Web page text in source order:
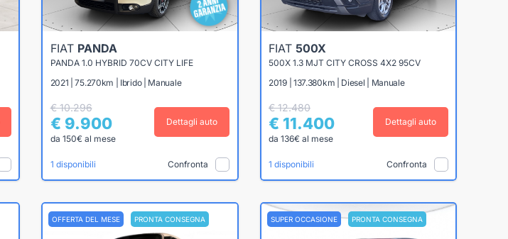
FIAT PANDA
PANDA 1.0 HYBRID 70CV CITY LIFE
2021 | 75.270km | Ibrido | Manuale
€ 10.296
€ 9.900
da 150€ al mese
Dettagli auto
1 disponibili Confronta
FIAT 500X
500X 1.3 MJT CITY CROSS 4X2 95CV
2019 | 137.380km | Diesel | Manuale
€ 12.480
€ 11.400
da 136€ al mese
Dettagli auto
1 disponibili Confronta
OFFERTA DEL MESE PRONTA CONSEGNA SUPER OCCASIONE PRONTA CONSEGNA